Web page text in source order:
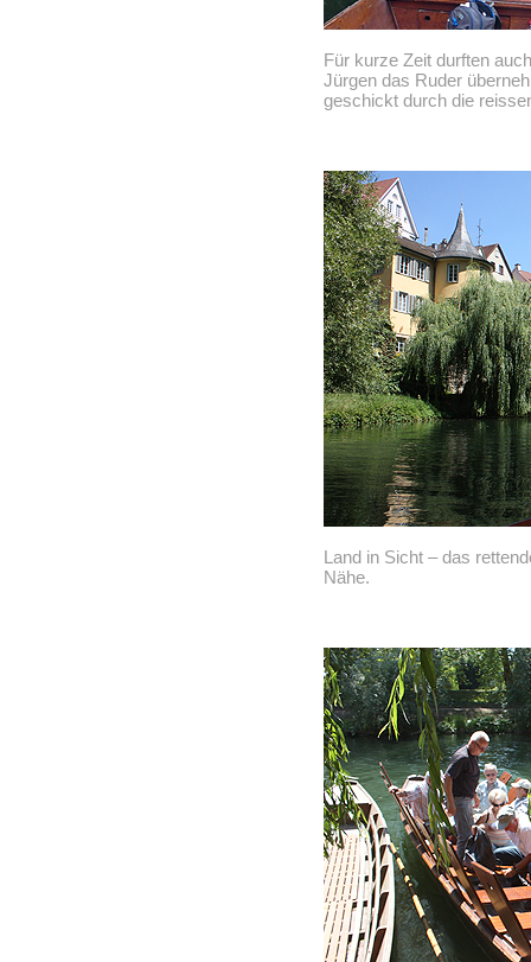
Für kurze Zeit durften
Jürgen das Ruder
geschickt durch die
Land in Sicht – das
Nähe.